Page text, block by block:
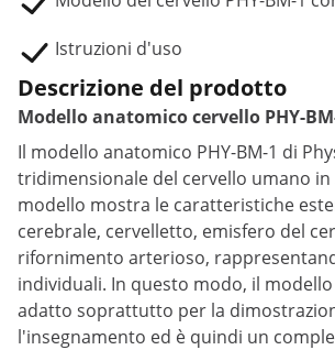
Istruzioni d'uso
Descrizione del prodotto
Modello anatomico cervello PHY-
Il modello anatomico PHY-BM-1 di
tridimensionale del cervello umano in
modello mostra le caratteristiche
cerebrale, cervelletto, emisfero del
rifornimento arterioso,
individuali. In questo modo, il
adatto soprattutto per la
l'insegnamento ed è quindi un